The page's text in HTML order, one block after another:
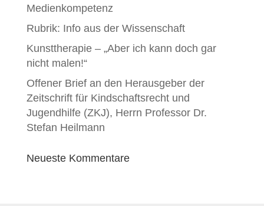
Medienkompetenz
Rubrik: Info aus der Wissenschaft
Kunsttherapie – „Aber ich kann doch gar
nicht malen!“
Offener Brief an den Herausgeber der
Zeitschrift für Kindschaftsrecht und
Jugendhilfe (ZKJ), Herrn Professor Dr.
Stefan Heilmann
Neueste Kommentare